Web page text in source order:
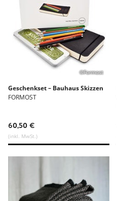
©Formost
Geschenkset – Bauhaus Skizzen
FORMOST
60,50 €
(inkl. MwSt.)